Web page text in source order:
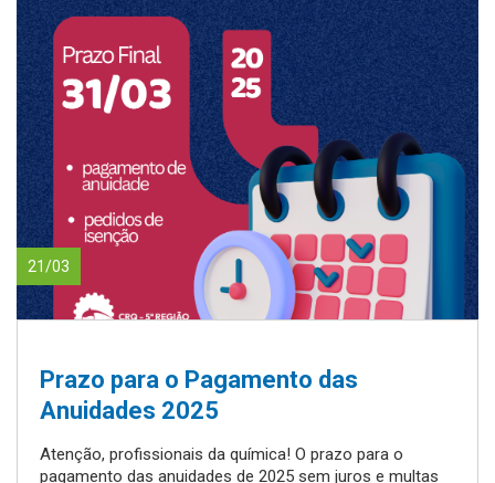
21/03
Prazo para o Pagamento das
Anuidades 2025
Atenção, profissionais da química! O prazo para o
pagamento das anuidades de 2025 sem juros e multas